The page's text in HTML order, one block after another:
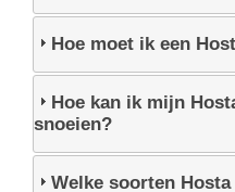
Hoe moet ik een
Hoe kan ik mijn
snoeien?
Welke soorten